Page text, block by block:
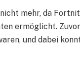
mehr, da
ermöglicht.
und dabei